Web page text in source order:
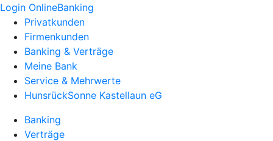
Login OnlineBanking
Privatkunden
Firmenkunden
Banking & Verträge
Meine Bank
Service & Mehrwerte
HunsrückSonne Kastellaun eG
Banking
Verträge